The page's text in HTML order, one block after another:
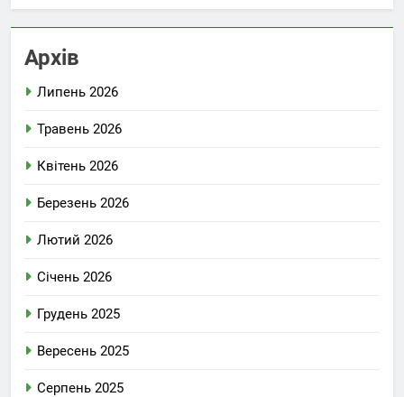
Архів
Липень 2026
Травень 2026
Квітень 2026
Березень 2026
Лютий 2026
Січень 2026
Грудень 2025
Вересень 2025
Серпень 2025